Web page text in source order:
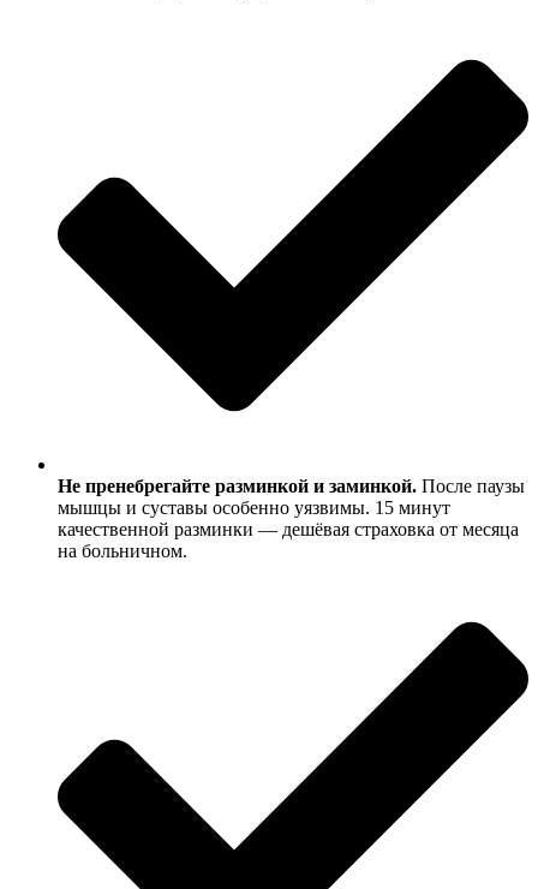
Не пренебрегайте разминкой и заминкой. После паузы
мышцы и суставы особенно уязвимы. 15 минут
качественной разминки — дешёвая страховка от месяца
на больничном.